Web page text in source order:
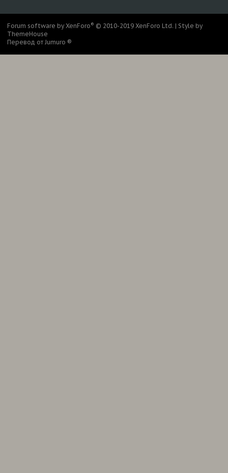
Forum software by XenForo® © 2010-2019 XenForo Ltd. | Style by
ThemeHouse
Перевод от Jumuro ®